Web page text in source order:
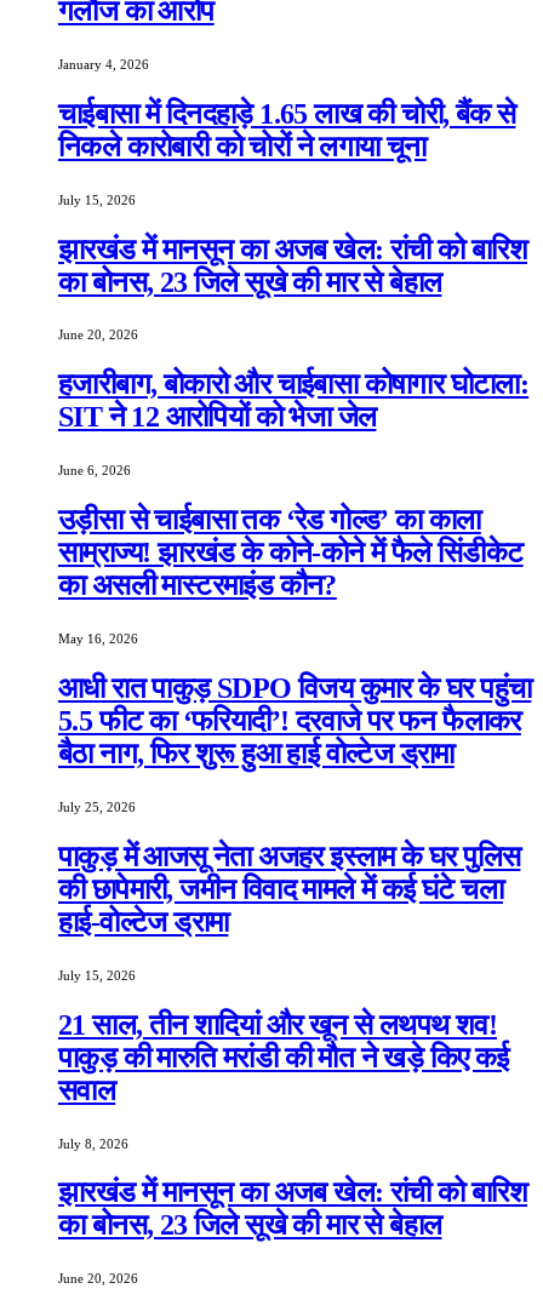
गलौज का आरोप
January 4, 2026
चाईबासा में दिनदहाड़े 1.65 लाख की चोरी, बैंक से
निकले कारोबारी को चोरों ने लगाया चूना
July 15, 2026
झारखंड में मानसून का अजब खेल: रांची को बारिश
का बोनस, 23 जिले सूखे की मार से बेहाल
June 20, 2026
हजारीबाग, बोकारो और चाईबासा कोषागार घोटाला:
SIT ने 12 आरोपियों को भेजा जेल
June 6, 2026
उड़ीसा से चाईबासा तक ‘रेड गोल्ड’ का काला
साम्राज्य! झारखंड के कोने-कोने में फैले सिंडीकेट
का असली मास्टरमाइंड कौन?
May 16, 2026
आधी रात पाकुड़ SDPO विजय कुमार के घर पहुंचा
5.5 फीट का ‘फरियादी’! दरवाजे पर फन फैलाकर
बैठा नाग, फिर शुरू हुआ हाई वोल्टेज ड्रामा
July 25, 2026
पाकुड़ में आजसू नेता अजहर इस्लाम के घर पुलिस
की छापेमारी, जमीन विवाद मामले में कई घंटे चला
हाई-वोल्टेज ड्रामा
July 15, 2026
21 साल, तीन शादियां और खून से लथपथ शव!
पाकुड़ की मारुति मरांडी की मौत ने खड़े किए कई
सवाल
July 8, 2026
झारखंड में मानसून का अजब खेल: रांची को बारिश
का बोनस, 23 जिले सूखे की मार से बेहाल
June 20, 2026